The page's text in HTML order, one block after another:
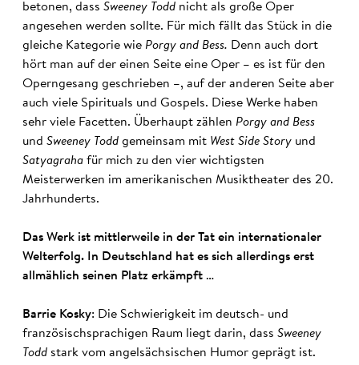
betonen, dass Sweeney Todd nicht als große Oper
angesehen werden sollte. Für mich fällt das Stück in die
gleiche Kategorie wie Porgy and Bess. Denn auch dort
hört man auf der einen Seite eine Oper – es ist für den
Operngesang geschrieben –, auf der anderen Seite aber
auch viele Spirituals und Gospels. Diese Werke haben
sehr viele Facetten. Überhaupt zählen Porgy and Bess
und Sweeney Todd gemeinsam mit West Side Story und
Satyagraha für mich zu den vier wichtigsten
Meisterwerken im amerikanischen Musiktheater des 20.
Jahrhunderts.
Das Werk ist mittlerweile in der Tat ein internationaler
Welterfolg. In Deutschland hat es sich allerdings erst
allmählich seinen Platz erkämpft …
Barrie Kosky: Die Schwierigkeit im deutsch- und
französischsprachigen Raum liegt darin, dass Sweeney
Todd stark vom angelsächsischen Humor geprägt ist.